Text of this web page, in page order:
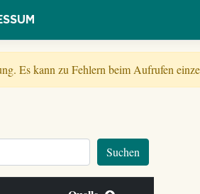
Es kann zu Fehlern beim Aufrufen
Suchen